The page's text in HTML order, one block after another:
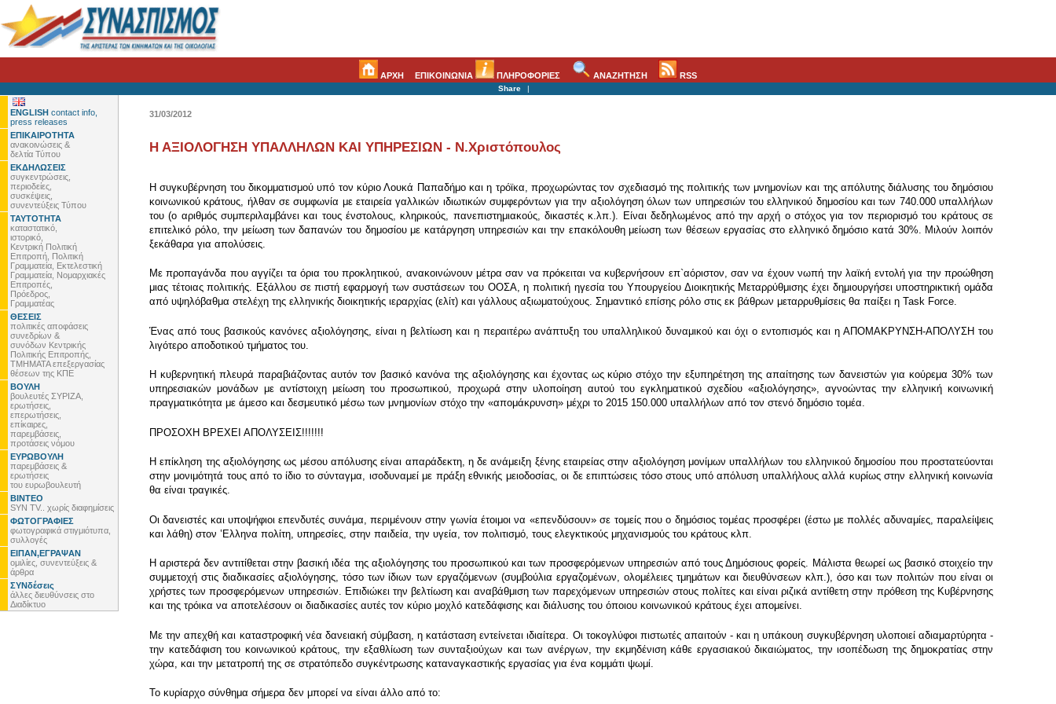
ΑΡΧΗ ΕΠΙΚΟΙΝΩΝΙΑ ΠΛΗΡΟΦΟΡΙΕΣ ΑΝΑΖΗΤΗΣΗ RSS
Share |
ENGLISH contact info,
press releases
ΕΠΙΚΑΙΡΟΤΗΤΑ
ανακοινώσεις &
δελτία Τύπου
ΕΚΔΗΛΩΣΕΙΣ
συγκεντρώσεις,
περιοδείες,
συσκέψεις,
συνεντεύξεις Τύπου
ΤΑΥΤΟΤΗΤΑ
καταστατικό,
ιστορικό,
Κεντρική Πολιτική
Επιτροπή, Πολιτική
Γραμματεία, Εκτελεστική
Γραμματεία, Νομαρχιακές
Επιτροπές,
Πρόεδρος,
Γραμματέας
ΘΕΣΕΙΣ
πολιτικές αποφάσεις
συνεδρίων &
συνόδων Κεντρικής
Πολιτικής Επιτροπής,
ΤΜΗΜΑΤΑ επεξεργασίας
θέσεων της ΚΠΕ
ΒΟΥΛΗ
βουλευτές ΣΥΡΙΖΑ,
ερωτήσεις,
επερωτήσεις,
επίκαιρες,
παρεμβάσεις,
προτάσεις νόμου
ΕΥΡΩΒΟΥΛΗ
παρεμβάσεις &
ερωτήσεις
του ευρωβουλευτή
ΒΙΝΤΕΟ
SYN TV.. χωρίς διαφημίσεις
ΦΩΤΟΓΡΑΦΙΕΣ
φωτογραφικά στιγμιότυπα,
συλλογές
ΕΙΠΑΝ,ΕΓΡΑΨΑΝ
ομιλίες, συνεντεύξεις &
άρθρα
ΣΥΝδέσεις
άλλες διευθύνσεις στο
Διαδίκτυο
31/03/2012
Η ΑΞΙΟΛΟΓΗΣΗ ΥΠΑΛΛΗΛΩΝ ΚΑΙ ΥΠΗΡΕΣΙΩΝ - Ν.Χριστόπουλος
Η συγκυβέρνηση του δικομματισμού υπό τον κύριο Λουκά Παπαδήμο και η τρόϊκα, προχωρώντας τον σχεδιασμό της πολιτικής των μνημονίων και της απόλυτης διάλυσης του δημόσιου
κοινωνικού κράτους, ήλθαν σε συμφωνία με εταιρεία γαλλικών ιδιωτικών συμφερόντων για την αξιολόγηση όλων των υπηρεσιών του ελληνικού δημοσίου και των 740.000 υπαλλήλων
του (ο αριθμός συμπεριλαμβάνει και τους ένστολους, κληρικούς, πανεπιστημιακούς, δικαστές κ.λπ.). Είναι δεδηλωμένος από την αρχή ο στόχος για τον περιορισμό του κράτους σε
επιτελικό ρόλο, την μείωση των δαπανών του δημοσίου με κατάργηση υπηρεσιών και την επακόλουθη μείωση των θέσεων εργασίας στο ελληνικό δημόσιο κατά 30%. Μιλούν λοιπόν
ξεκάθαρα για απολύσεις.
Με προπαγάνδα που αγγίζει τα όρια του προκλητικού, ανακοινώνουν μέτρα σαν να πρόκειται να κυβερνήσουν επ`αόριστον, σαν να έχουν νωπή την λαϊκή εντολή για την προώθηση
μιας τέτοιας πολιτικής. Εξάλλου σε πιστή εφαρμογή των συστάσεων του ΟΟΣΑ, η πολιτική ηγεσία του Υπουργείου Διοικητικής Μεταρρύθμισης έχει δημιουργήσει υποστηρικτική ομάδα
από υψηλόβαθμα στελέχη της ελληνικής διοικητικής ιεραρχίας (ελίτ) και γάλλους αξιωματούχους. Σημαντικό επίσης ρόλο στις εκ βάθρων μεταρρυθμίσεις θα παίξει η Task Force.
Ένας από τους βασικούς κανόνες αξιολόγησης, είναι η βελτίωση και η περαιτέρω ανάπτυξη του υπαλληλικού δυναμικού και όχι ο εντοπισμός και η ΑΠΟΜΑΚΡΥΝΣΗ-ΑΠΟΛΥΣΗ του
λιγότερο αποδοτικού τμήματος του.
Η κυβερνητική πλευρά παραβιάζοντας αυτόν τον βασικό κανόνα της αξιολόγησης και έχοντας ως κύριο στόχο την εξυπηρέτηση της απαίτησης των δανειστών για κούρεμα 30% των
υπηρεσιακών μονάδων με αντίστοιχη μείωση του προσωπικού, προχωρά στην υλοποίηση αυτού του εγκληματικού σχεδίου «αξιολόγησης», αγνοώντας την ελληνική κοινωνική
πραγματικότητα με άμεσο και δεσμευτικό μέσω των μνημονίων στόχο την «απομάκρυνση» μέχρι το 2015 150.000 υπαλλήλων από τον στενό δημόσιο τομέα.
ΠΡΟΣΟΧΗ ΒΡΕΧΕΙ ΑΠΟΛΥΣΕΙΣ!!!!!!!
Η επίκληση της αξιολόγησης ως μέσου απόλυσης είναι απαράδεκτη, η δε ανάμειξη ξένης εταιρείας στην αξιολόγηση μονίμων υπαλλήλων του ελληνικού δημοσίου που προστατεύονται
στην μονιμότητά τους από το ίδιο το σύνταγμα, ισοδυναμεί με πράξη εθνικής μειοδοσίας, οι δε επιπτώσεις τόσο στους υπό απόλυση υπαλλήλους αλλά κυρίως στην ελληνική κοινωνία
θα είναι τραγικές.
Οι δανειστές και υποψήφιοι επενδυτές συνάμα, περιμένουν στην γωνία έτοιμοι να «επενδύσουν» σε τομείς που ο δημόσιος τομέας προσφέρει (έστω με πολλές αδυναμίες, παραλείψεις
και λάθη) στον ʽΕλληνα πολίτη, υπηρεσίες, στην παιδεία, την υγεία, τον πολιτισμό, τους ελεγκτικούς μηχανισμούς του κράτους κλπ.
Η αριστερά δεν αντιτίθεται στην βασική ιδέα της αξιολόγησης του προσωπικού και των προσφερόμενων υπηρεσιών από τους Δημόσιους φορείς. Μάλιστα θεωρεί ως βασικό στοιχείο την
συμμετοχή στις διαδικασίες αξιολόγησης, τόσο των ίδιων των εργαζόμενων (συμβούλια εργαζομένων, ολομέλειες τμημάτων και διευθύνσεων κλπ.), όσο και των πολιτών που είναι οι
χρήστες των προσφερόμενων υπηρεσιών. Επιδιώκει την βελτίωση και αναβάθμιση των παρεχόμενων υπηρεσιών στους πολίτες και είναι ριζικά αντίθετη στην πρόθεση της Κυβέρνησης
και της τρόικα να αποτελέσουν οι διαδικασίες αυτές τον κύριο μοχλό κατεδάφισης και διάλυσης του όποιου κοινωνικού κράτους έχει απομείνει.
Με την απεχθή και καταστροφική νέα δανειακή σύμβαση, η κατάσταση εντείνεται ιδιαίτερα. Οι τοκογλύφοι πιστωτές απαιτούν - και η υπάκουη συγκυβέρνηση υλοποιεί αδιαμαρτύρητα -
την κατεδάφιση του κοινωνικού κράτους, την εξαθλίωση των συνταξιούχων και των ανέργων, την εκμηδένιση κάθε εργασιακού δικαιώματος, την ισοπέδωση της δημοκρατίας στην
χώρα, και την μετατροπή της σε στρατόπεδο συγκέντρωσης καταναγκαστικής εργασίας για ένα κομμάτι ψωμί.
Το κυρίαρχο σύνθημα σήμερα δεν μπορεί να είναι άλλο από το: